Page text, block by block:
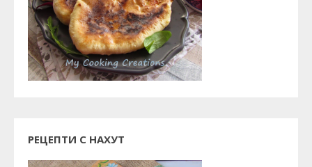
РЕЦЕПТИ С НАХУТ